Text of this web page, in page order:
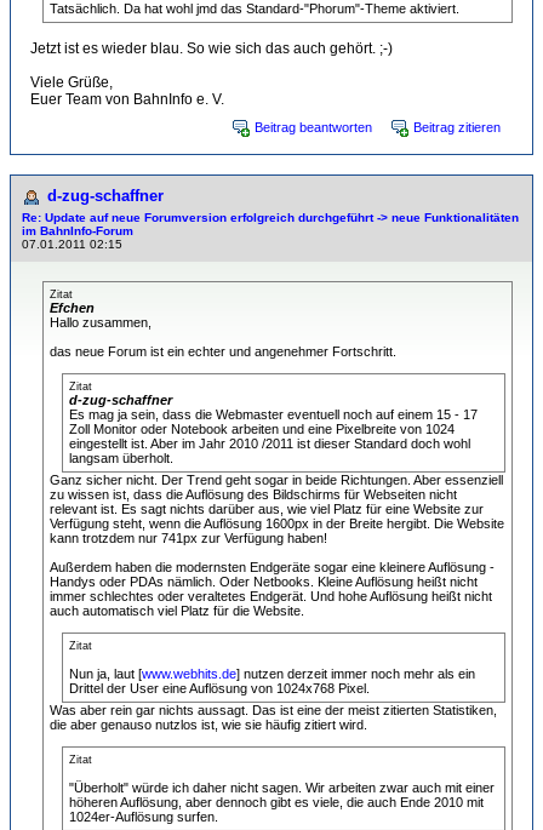
Tatsächlich. Da hat wohl jmd das Standard-"Phorum"-Theme aktiviert.
Jetzt ist es wieder blau. So wie sich das auch gehört. ;-)
Viele Grüße,
Euer Team von BahnInfo e. V.
Beitrag beantworten Beitrag zitieren
d-zug-schaffner
Re: Update auf neue Forumversion erfolgreich durchgeführt -> neue Funktionalitäten
im BahnInfo-Forum
07.01.2011 02:15
Zitat
Efchen
Hallo zusammen,
das neue Forum ist ein echter und angenehmer Fortschritt.
Zitat
d-zug-schaffner
Es mag ja sein, dass die Webmaster eventuell noch auf einem 15 - 17
Zoll Monitor oder Notebook arbeiten und eine Pixelbreite von 1024
eingestellt ist. Aber im Jahr 2010 /2011 ist dieser Standard doch wohl
langsam überholt.
Ganz sicher nicht. Der Trend geht sogar in beide Richtungen. Aber essenziell
zu wissen ist, dass die Auflösung des Bildschirms für Webseiten nicht
relevant ist. Es sagt nichts darüber aus, wie viel Platz für eine Website zur
Verfügung steht, wenn die Auflösung 1600px in der Breite hergibt. Die Website
kann trotzdem nur 741px zur Verfügung haben!
Außerdem haben die modernsten Endgeräte sogar eine kleinere Auflösung -
Handys oder PDAs nämlich. Oder Netbooks. Kleine Auflösung heißt nicht
immer schlechtes oder veraltetes Endgerät. Und hohe Auflösung heißt nicht
auch automatisch viel Platz für die Website.
Zitat
Nun ja, laut [www.webhits.de] nutzen derzeit immer noch mehr als ein
Drittel der User eine Auflösung von 1024x768 Pixel.
Was aber rein gar nichts aussagt. Das ist eine der meist zitierten Statistiken,
die aber genauso nutzlos ist, wie sie häufig zitiert wird.
Zitat
"Überholt" würde ich daher nicht sagen. Wir arbeiten zwar auch mit einer
höheren Auflösung, aber dennoch gibt es viele, die auch Ende 2010 mit
1024er-Auflösung surfen.